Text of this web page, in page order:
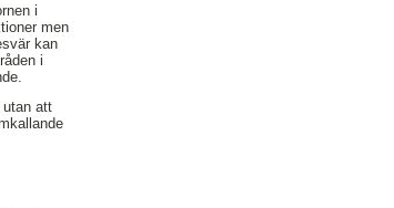
i
men
kan
i
utan att